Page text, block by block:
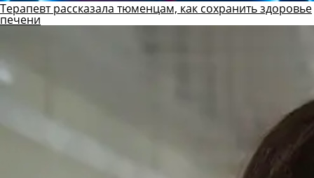
Терапевт рассказала тюменцам, как сохранить здоровье
печени